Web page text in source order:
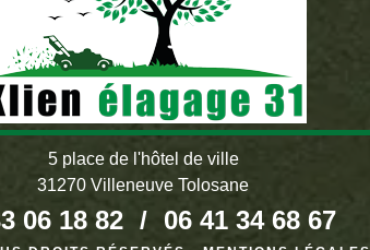
5 place de l'hôtel de ville
31270 Villeneuve Tolosane
06 18 82 / 06 41 34 68 67